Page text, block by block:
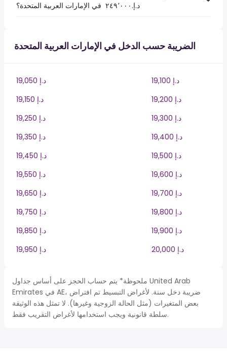
د.إ.‏٢٤٩٬٠٠٠ ‏ في الإمارات العربية المتحدة؟
الضريبة حسب الدخل في الإمارات العربية المتحدة
19,050 د.إ
19,100 د.إ
19,150 د.إ
19,200 د.إ
19,250 د.إ
19,300 د.إ
19,350 د.إ
19,400 د.إ
19,450 د.إ
19,500 د.إ
19,550 د.إ
19,600 د.إ
19,650 د.إ
19,700 د.إ
19,750 د.إ
19,800 د.إ
19,850 د.إ
19,900 د.إ
19,950 د.إ
20,000 د.إ
ملحوظة* يتم حساب الحجز على أساس جداول United Arab
Emirates في AE، ضريبة دخل سنة. لأغراض التبسيط تم افتراض
بعض المتغيرات (مثل الحالة الزوجية وغيرها). لا تمثل هذه الوثيقة
سلطة قانونية ويجب استخدامها لأغراض التقريب فقط.